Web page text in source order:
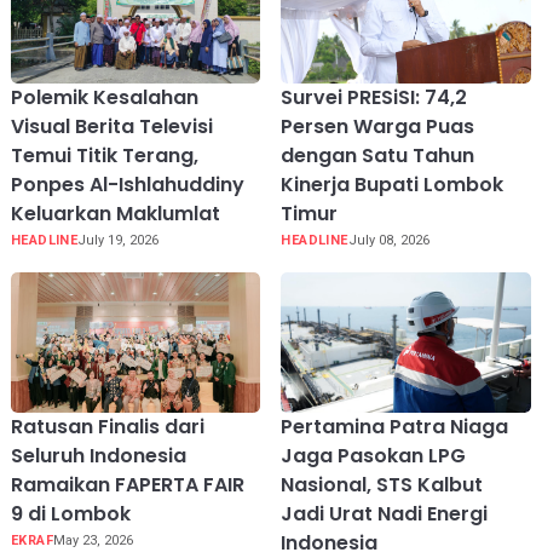
Polemik Kesalahan
Visual Berita Televisi
Temui Titik Terang,
Ponpes Al-Ishlahuddiny
Keluarkan Maklumlat
HEADLINEJuly 19, 2026
Survei PRESiSI: 74,2
Persen Warga Puas
dengan Satu Tahun
Kinerja Bupati Lombok
Timur
HEADLINEJuly 08, 2026
Ratusan Finalis dari
Seluruh Indonesia
Ramaikan FAPERTA FAIR
9 di Lombok
EKRAFMay 23, 2026
Pertamina Patra Niaga
Jaga Pasokan LPG
Nasional, STS Kalbut
Jadi Urat Nadi Energi
Indonesia